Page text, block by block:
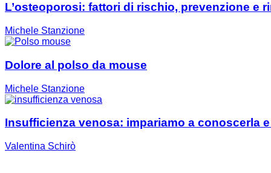
L’osteoporosi: fattori di rischio, prevenzione e
Michele Stanzione
Dolore al polso da mouse
Michele Stanzione
Insufficienza venosa: impariamo a conoscerla
Valentina Schirò